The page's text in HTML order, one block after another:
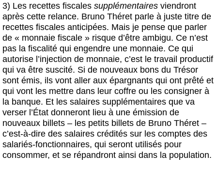
3) Les recettes fiscales supplémentaires viendront
après cette relance. Bruno Théret parle à juste titre de
recettes fiscales anticipées. Mais je pense que parler
de « monnaie fiscale » risque d’être ambigu. Ce n’est
pas la fiscalité qui engendre une monnaie. Ce qui
autorise l’injection de monnaie, c’est le travail productif
qui va être suscité. Si de nouveaux bons du Trésor
sont émis, ils vont aller aux épargnants qui ont prêté et
qui vont les mettre dans leur coffre ou les consigner à
la banque. Et les salaires supplémentaires que va
verser l’État donneront lieu à une émission de
nouveaux billets – les petits billets de Bruno Théret –
c’est-à-dire des salaires crédités sur les comptes des
salariés-fonctionnaires, qui seront utilisés pour
consommer, et se répandront ainsi dans la population.